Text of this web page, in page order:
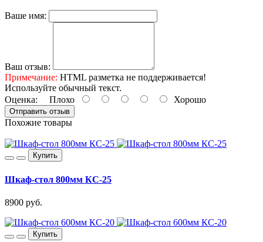
Ваше имя:
Ваш отзыв:
Примечание: HTML разметка не поддерживается!
Используйте обычный текст.
Оценка: Плохо Хорошо
Отправить отзыв
Похожие товары
Купить
Шкаф-стол 800мм КС-25
8900 руб.
Купить